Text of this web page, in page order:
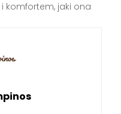
i komfortem, jaki ona